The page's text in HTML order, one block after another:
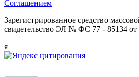
Соглашением
Зарегистрированное средство
свидетельство ЭЛ № ФС 77 - 85134 от
я